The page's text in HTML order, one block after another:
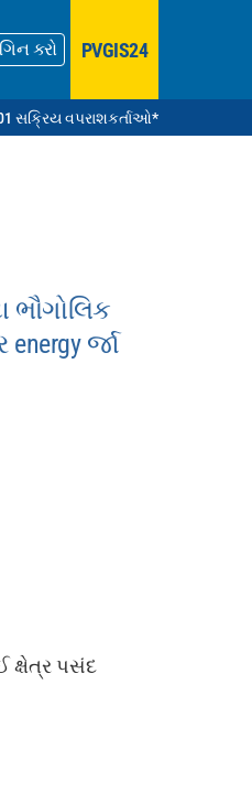
કરો PVGIS24
સક્રિય વપરાશકર્તાઓ*
ભૌગોલિક
ર્જા
ક્ષેત્ર પસંદ